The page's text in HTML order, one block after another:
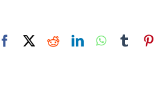
FacebookRedditLinkedInWhatsApp